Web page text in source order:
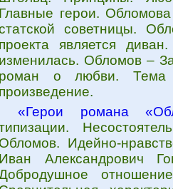
Главные герои.
советницы.
проекта является
изменилась. Обломов –
роман о любви. Тема
произведение.
«Герои романа
Обломов. Идейно-
Иван Александрович